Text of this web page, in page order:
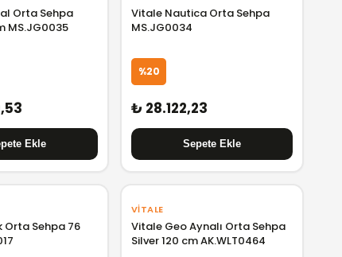
Orta Sehpa
MS.JG0035
Vitale Nautica Orta Sehpa
MS.JG0034
%20
₺ 28.122,23
Orta Sehpa 76
VITALE
Vitale Geo Aynalı Orta Sehpa
Silver 120 cm AK.WLT0464